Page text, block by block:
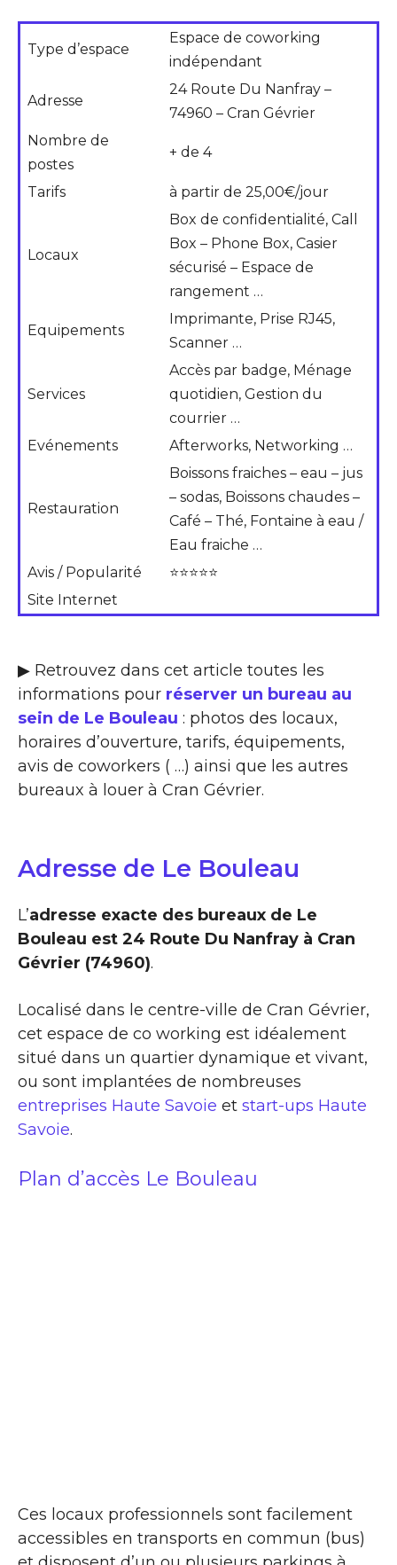
Type d’espace
Espace de coworking
indépendant
Adresse
24 Route Du Nanfray –
74960 – Cran Gévrier
Nombre de
postes
+ de 4
Tarifs à partir de 25,00€/jour
Locaux
Box de confidentialité, Call
Box – Phone Box, Casier
sécurisé – Espace de
rangement …
Equipements
Imprimante, Prise RJ45,
Scanner …
Services
Accès par badge, Ménage
quotidien, Gestion du
courrier …
Evénements
Afterworks, Networking …
Restauration
Boissons fraiches – eau – jus
– sodas, Boissons chaudes –
Café – Thé, Fontaine à eau /
Eau fraiche …
Avis / Popularité
⭐⭐⭐⭐⭐
Site Internet
▶ Retrouvez dans cet article toutes les
informations pour réserver un bureau au
sein de Le Bouleau : photos des locaux,
horaires d’ouverture, tarifs, équipements,
avis de coworkers ( …) ainsi que les autres
bureaux à louer à Cran Gévrier.
Adresse de Le Bouleau
L’adresse exacte des bureaux de Le
Bouleau est 24 Route Du Nanfray à Cran
Gévrier (74960).
Localisé dans le centre-ville de Cran Gévrier,
cet espace de co working est idéalement
situé dans un quartier dynamique et vivant,
ou sont implantées de nombreuses
entreprises Haute Savoie et start-ups Haute
Savoie.
Plan d’accès Le Bouleau
Ces locaux professionnels sont facilement
accessibles en transports en commun (bus)